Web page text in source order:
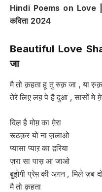
Hindi Poems on
कविता 2024
Beautiful Love
जा
मै तो क़हता हू तु रुक़ जा , या
तेरे लिए़ लब़ पे है़ दुआ , सासों मे
दिल़ है मोम़ का मे़रा
रूठक़र यो ना ज़लाओ
प्यासा प्याऱ का द़रिया
ज़रा सा पास़ आ जाओ
बु़झेगी प्रेम़ की अग़न , मिले ज़ब
मै तो क़हता